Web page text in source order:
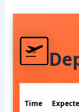
Time